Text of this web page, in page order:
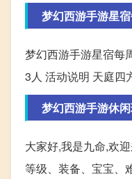
梦幻西游手游星
梦幻西游手游星宿每
3人 活动说明 天庭四
梦幻西游手游休
大家好,我是九命,欢
等级、装备、宝宝、